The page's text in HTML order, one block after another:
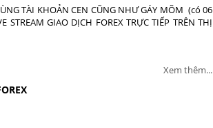
TÀI KHOẢN CEN CŨNG NHƯ GÁY MÕM (có 06
GIAO DỊCH FOREX TRỰC TIẾP TRÊN THỊ
Xem thêm...